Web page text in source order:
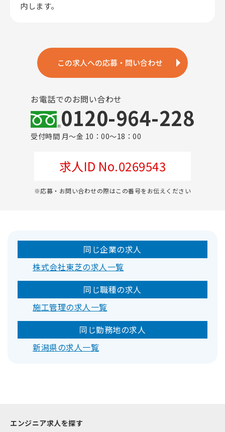
内します。
この求人への応募・問い合わせ
お電話でのお問い合わせ
0120-964-228
受付時間 月～金 10：00～18：00
求人ID No.0269543
※応募・お問い合わせの際はこの番号をお伝えください
同じ企業の求人
株式会社東芝の求人一覧
同じ職種の求人
施工管理の求人一覧
同じ勤務地の求人
新潟県の求人一覧
エンジニア求人を探す